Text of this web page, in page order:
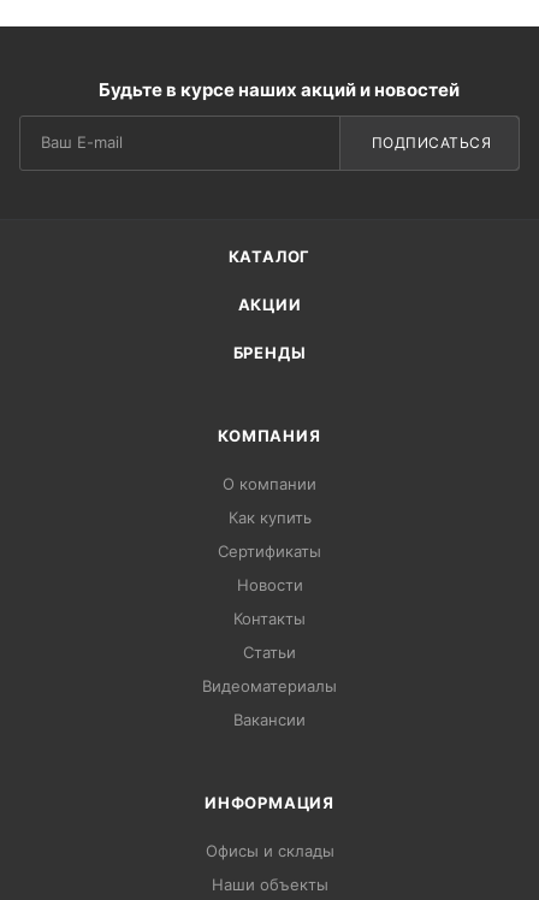
Будьте в курсе наших акций и новостей
ПОДПИСАТЬСЯ
КАТАЛОГ
АКЦИИ
БРЕНДЫ
КОМПАНИЯ
О компании
Как купить
Сертификаты
Новости
Контакты
Статьи
Видеоматериалы
Вакансии
ИНФОРМАЦИЯ
Офисы и склады
Наши объекты